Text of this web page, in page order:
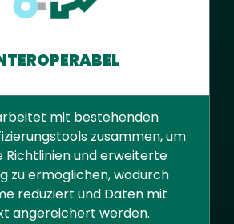
mit bestehenden
zusammen, um
Richtlinien und erweiterte
zu ermöglichen, wodurch
reduziert und Daten mit
angereichert werden.